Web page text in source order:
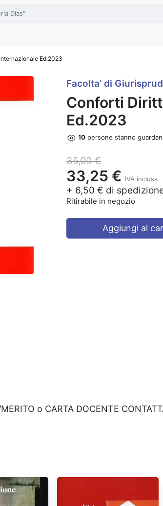
Ed.2023
Facolta’ di
Conforti
Ed.2023
10 persone stanno
35,00 €
33,25 € IVA inclusa
+ 6,50 € di
Ritirabile in negozio
Aggiungi al
o CARTA DOCENTE